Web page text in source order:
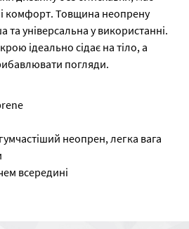
і комфорт. Товщина неопрену
універсальна у використанні.
ідеально сідає на тіло, а
погляди.
неопрен, легка вага
всередині